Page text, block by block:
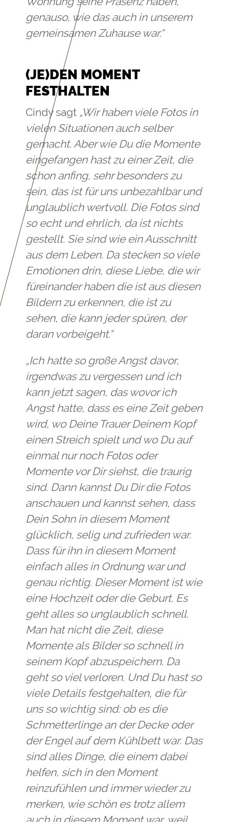
genauso, wie das auch in unserem
gemeinsamen Zuhause war.“
(JE)DEN MOMENT
FESTHALTEN
Cindy sagt „Wir haben viele Fotos in
vielen Situationen auch selber
gemacht. Aber wie Du die Momente
eingefangen hast zu einer Zeit, die
schon anfing, sehr besonders zu
sein, das ist für uns unbezahlbar und
unglaublich wertvoll. Die Fotos sind
so echt und ehrlich, da ist nichts
gestellt. Sie sind wie ein Ausschnitt
aus dem Leben. Da stecken so viele
Emotionen drin, diese Liebe, die wir
füreinander haben die ist aus diesen
Bildern zu erkennen, die ist zu
sehen, die kann jeder spüren, der
daran vorbeigeht.“
„Ich hatte so große Angst davor,
irgendwas zu vergessen und ich
kann jetzt sagen, das wovor ich
Angst hatte, dass es eine Zeit geben
wird, wo Deine Trauer Deinem Kopf
einen Streich spielt und wo Du auf
einmal nur noch Fotos oder
Momente vor Dir siehst, die traurig
sind. Dann kannst Du Dir die Fotos
anschauen und kannst sehen, dass
Dein Sohn in diesem Moment
glücklich, selig und zufrieden war.
Dass für ihn in diesem Moment
einfach alles in Ordnung war und
genau richtig. Dieser Moment ist wie
eine Hochzeit oder die Geburt. Es
geht alles so unglaublich schnell.
Man hat nicht die Zeit, diese
Momente als Bilder so schnell in
seinem Kopf abzuspeichern. Da
geht so viel verloren. Und Du hast so
viele Details festgehalten, die für
uns so wichtig sind: ob es die
Schmetterlinge an der Decke oder
der Engel auf dem Kühlbett war. Das
sind alles Dinge, die einem dabei
helfen, sich in den Moment
reinzufühlen und immer wieder zu
merken, wie schön es trotz allem